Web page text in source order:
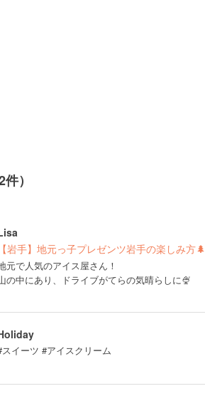
）
【岩手】地元っ子プレゼンツ岩手の楽しみ方🌲
元で人気のアイス屋さん！
の中にあり、ドライブがてらの気晴らしに🍨
スイーツ #アイスクリーム